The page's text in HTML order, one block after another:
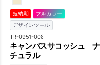
短納期
フルカラー
デザインツール
TR-0951-008
キャンバスサコッシュ ナ
チュラル